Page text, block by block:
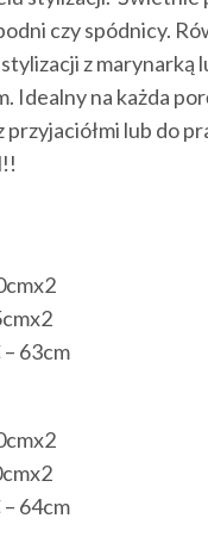
czy spódnicy.
z marynarką
Idealny na każda
przyjaciółmi lub do
63cm
64cm